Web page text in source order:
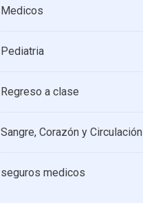
Medicos
Pediatria
Regreso a clase
Sangre, Corazón y Circulación
seguros medicos